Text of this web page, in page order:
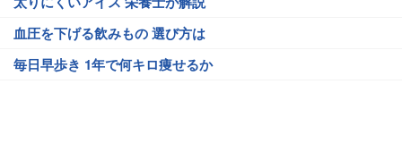
血圧を下げる飲みもの 選び方は
毎日早歩き 1年で何キロ痩せるか